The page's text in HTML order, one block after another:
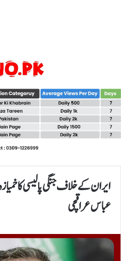
ایران کے خلاف جنگی پالیسی کا
عباس عراقچی